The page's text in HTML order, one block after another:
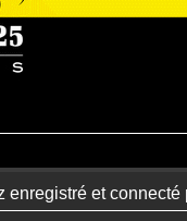
enregistré et